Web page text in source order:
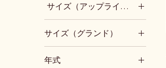
30～50万円
50～100万円
100～200万円
200～300万円
300～500万円
サイズ（アップライト）
小型(～高さ110cm台)
1型相当(高さ120cm台)
3型相当(高さ130cm台)
サイズ（グランド）
小型(～奥行150cm台)
1型相当(奥行160cm台)
年式